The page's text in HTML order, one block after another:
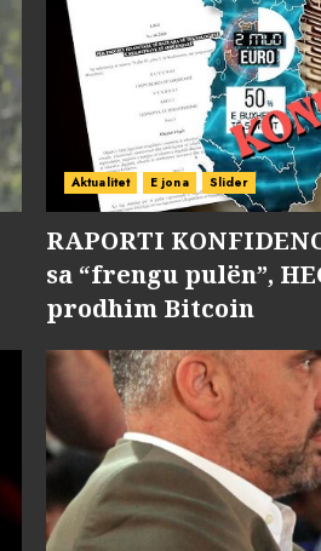
Aktualitet E jona Slider
RAPORTI
sa “frengu pulën”,
prodhim Bitcoin